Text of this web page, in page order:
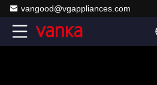
vangood@vgappliances.com